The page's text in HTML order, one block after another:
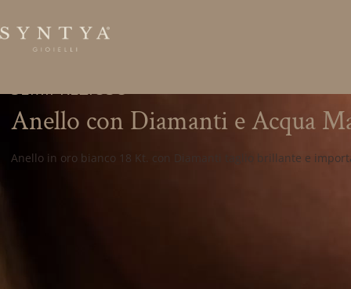
SEMIPREZIOSO
Anello con Diamanti e Acqua
Anello in oro bianco 18 Kt. con Diamanti taglio brillante e